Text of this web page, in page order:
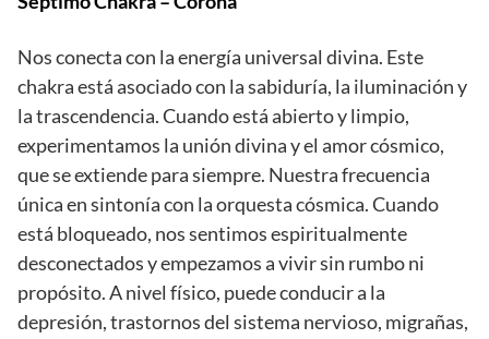
Nos conecta con la energía universal divina. Este
chakra está asociado con la sabiduría, la iluminación y
la trascendencia. Cuando está abierto y limpio,
experimentamos la unión divina y el amor cósmico,
que se extiende para siempre. Nuestra frecuencia
única en sintonía con la orquesta cósmica. Cuando
está bloqueado, nos sentimos espiritualmente
desconectados y empezamos a vivir sin rumbo ni
propósito. A nivel físico, puede conducir a la
depresión, trastornos del sistema nervioso, migrañas,